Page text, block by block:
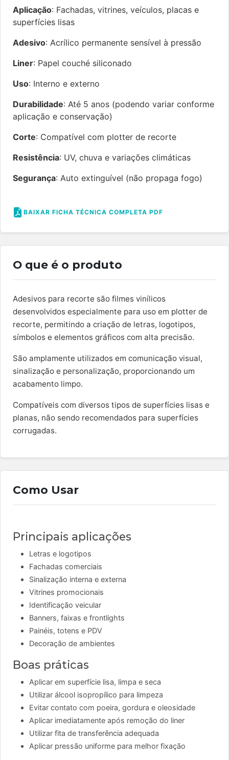
Aplicação: Fachadas, vitrines, veículos, placas e
superfícies lisas
Adesivo: Acrílico permanente sensível à pressão
Liner: Papel couché siliconado
Uso: Interno e externo
Durabilidade: Até 5 anos (podendo variar conforme
aplicação e conservação)
Corte: Compatível com plotter de recorte
Resistência: UV, chuva e variações climáticas
Segurança: Auto extinguível (não propaga fogo)
BAIXAR FICHA TÉCNICA COMPLETA PDF
O que é o produto
Adesivos para recorte são filmes vinílicos
desenvolvidos especialmente para uso em plotter de
recorte, permitindo a criação de letras, logotipos,
símbolos e elementos gráficos com alta precisão.
São amplamente utilizados em comunicação visual,
sinalização e personalização, proporcionando um
acabamento limpo.
Compatíveis com diversos tipos de superfícies lisas e
planas, não sendo recomendados para superfícies
corrugadas.
Como Usar
Principais aplicações
Letras e logotipos
Fachadas comerciais
Sinalização interna e externa
Vitrines promocionais
Identificação veicular
Banners, faixas e frontlights
Painéis, totens e PDV
Decoração de ambientes
Boas práticas
Aplicar em superfície lisa, limpa e seca
Utilizar álcool isopropílico para limpeza
Evitar contato com poeira, gordura e oleosidade
Aplicar imediatamente após remoção do liner
Utilizar fita de transferência adequada
Aplicar pressão uniforme para melhor fixação